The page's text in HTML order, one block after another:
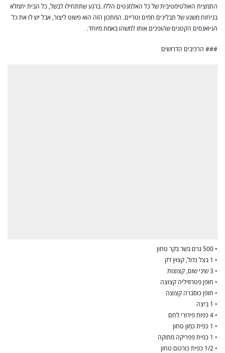
התמצית האולטימטיבית של כל האלמנטים הללו. ברגע שתתחילו לבשל, כל הבית יתמלא
בניחוח משגע של תבלינים חמים וטריים. המתכון הזה הוא פשוט ליצור, אבל יש לו את כל
הניואנסים הקטנים שהופכים אותו למשהו באמת מיוחד.
### הרכיבים הדרושים
• 500 גרם בשר בקר טחון
• 1 בצל גדול, קצוץ דק
• 3 שיני שום, קצוצות
• חופן פטרוזיליה קצוצה
• חופן כוסברה קצוצה
• 1 ביצה
• 4 כפות פירורי לחם
• 1 כפית כמון טחון
• 1 כפית פפריקה מתוקה
• 1/2 כפית כורכום טחון